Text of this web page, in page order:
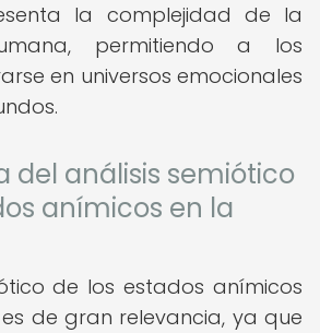
la complejidad de la
permitiendo a los
en universos emocionales
del análisis semiótico
anímicos en la
de los estados anímicos
de gran relevancia, ya que